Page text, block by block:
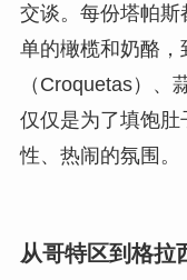
交谈。每份塔帕
单的橄榄和奶酪
（Croquetas）、
仅仅是为了填饱
性、热闹的氛围。
从哥特区到格拉